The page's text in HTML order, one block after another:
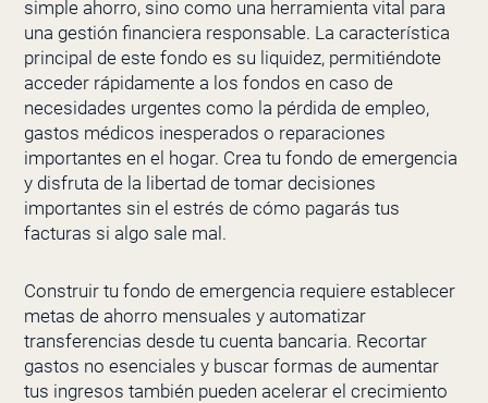
simple ahorro, sino como una herramienta vital para
una gestión financiera responsable. La característica
principal de este fondo es su liquidez, permitiéndote
acceder rápidamente a los fondos en caso de
necesidades urgentes como la pérdida de empleo,
gastos médicos inesperados o reparaciones
importantes en el hogar. Crea tu fondo de emergencia
y disfruta de la libertad de tomar decisiones
importantes sin el estrés de cómo pagarás tus
facturas si algo sale mal.
Construir tu fondo de emergencia requiere establecer
metas de ahorro mensuales y automatizar
transferencias desde tu cuenta bancaria. Recortar
gastos no esenciales y buscar formas de aumentar
tus ingresos también pueden acelerar el crecimiento